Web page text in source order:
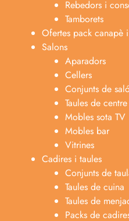
Rebedors i
Tamborets
Ofertes pack canapè
Salons
Aparadors
Cellers
Conjunts de
Taules de centre
Mobles sota TV
Mobles bar
Vitrines
Cadires i taules
Conjunts de
Taules de cuina
Taules de
Packs de